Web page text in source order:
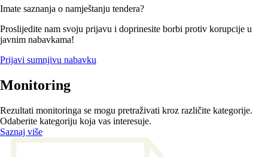
Imate saznanja o namještanju tendera?
Proslijedite nam svoju prijavu i doprinesite borbi protiv korupcije u
javnim nabavkama!
Prijavi sumnjivu nabavku
Monitoring
Rezultati monitoringa se mogu pretraživati kroz različite kategorije.
Odaberite kategoriju koja vas interesuje.
Saznaj više